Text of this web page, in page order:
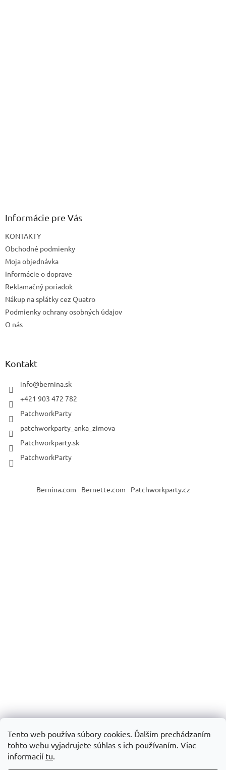
Tento web používa súbory cookies. Ďalším prechádzaním
tohto webu vyjadrujete súhlas s ich používaním. Viac
informacií tu.
Informácie pre Vás
KONTAKTY
Obchodné podmienky
Moja objednávka
Informácie o doprave
Reklamačný poriadok
Nákup na splátky cez Quatro
Podmienky ochrany osobných údajov
O nás
Kontakt
info@bernina.sk
+421 903 472 782
PatchworkParty
patchworkparty_anka_zimova
Patchworkparty.sk
PatchworkParty
Bernina.com Bernette.com Patchworkparty.cz